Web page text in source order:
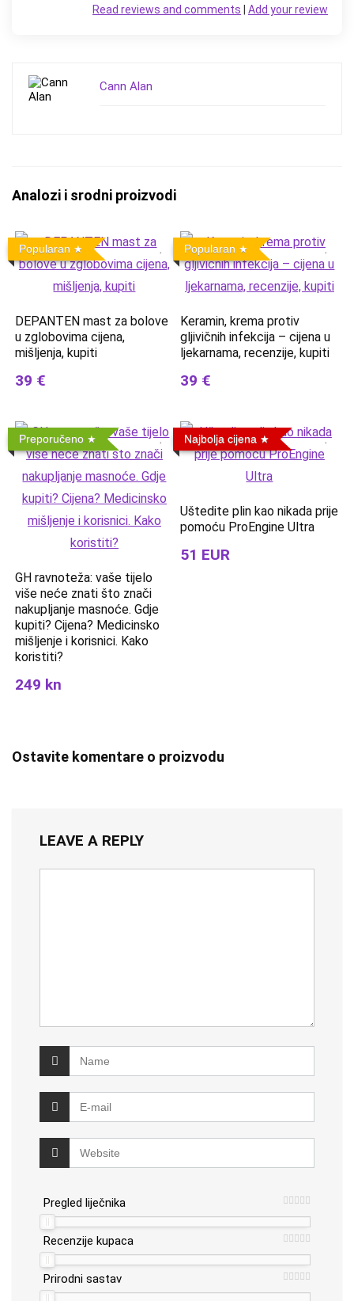
Add your review
Read reviews and comments
Cann Alan
Analozi i srodni proizvodi
Popularan
DEPANTEN mast za bolove
u zglobovima cijena,
mišljenja, kupiti
39 €
Popularan
Keramin, krema protiv
gljivičnih infekcija – cijena u
ljekarnama, recenzije, kupiti
39 €
Preporučeno
GH ravnoteža: vaše tijelo
više neće znati što znači
nakupljanje masnoće. Gdje
kupiti? Cijena? Medicinsko
mišljenje i korisnici. Kako
koristiti?
249 kn
Najbolja cijena
Uštedite plin kao nikada prije
pomoću ProEngine Ultra
51 EUR
Ostavite komentare o proizvodu
LEAVE A REPLY
Pregled liječnika
Recenzije kupaca
Prirodni sastav